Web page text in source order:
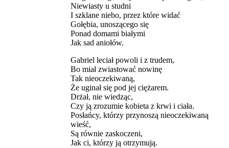
Niewiasty u studni
I szklane niebo, przez które widać
Gołębia, unoszącego się
Ponad domami białymi
Jak sad aniołów.
Gabriel leciał powoli i z trudem,
Bo miał zwiastować nowinę
Tak nieoczekiwaną,
Że uginał się pod jej ciężarem.
Drżał, nie wiedząc,
Czy ją zrozumie kobieta z krwi i ciała.
Posłańcy, którzy przynoszą nieoczekiwaną
wieść,
Są równie zaskoczeni,
Jak ci, którzy ją otrzymują.